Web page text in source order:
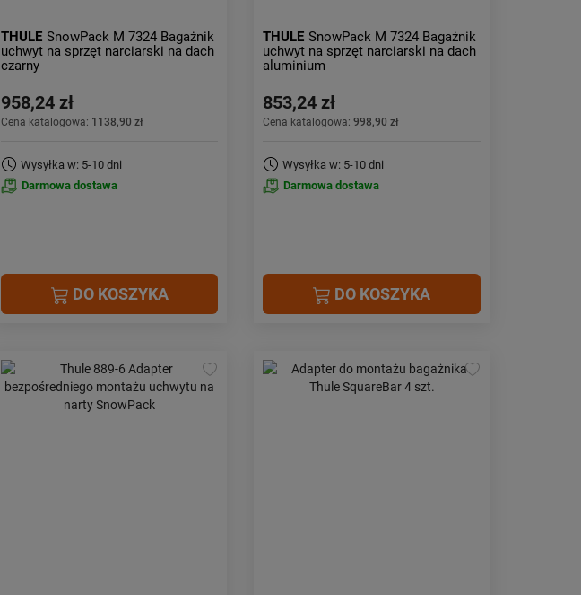
THULE SnowPack M 7324 Bagażnik
uchwyt na sprzęt narciarski na dach
czarny
958,24 zł
Cena katalogowa: 1138,90 zł
Wysyłka w: 5-10 dni
Darmowa dostawa
DO KOSZYKA
THULE SnowPack M 7324 Bagażnik
uchwyt na sprzęt narciarski na dach
aluminium
853,24 zł
Cena katalogowa:998,90 zł
Wysyłka w: 5-10 dni
Darmowa dostawa
DO KOSZYKA